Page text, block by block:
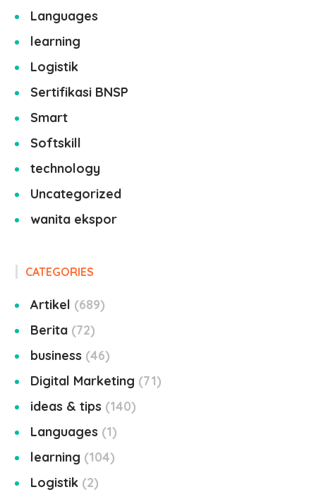
Languages
learning
Logistik
Sertifikasi BNSP
Smart
Softskill
technology
Uncategorized
wanita ekspor
CATEGORIES
Artikel
689
Berita 72
business 46
Digital Marketing
71
ideas & tips
140
Languages
1
learning
104
Logistik 2